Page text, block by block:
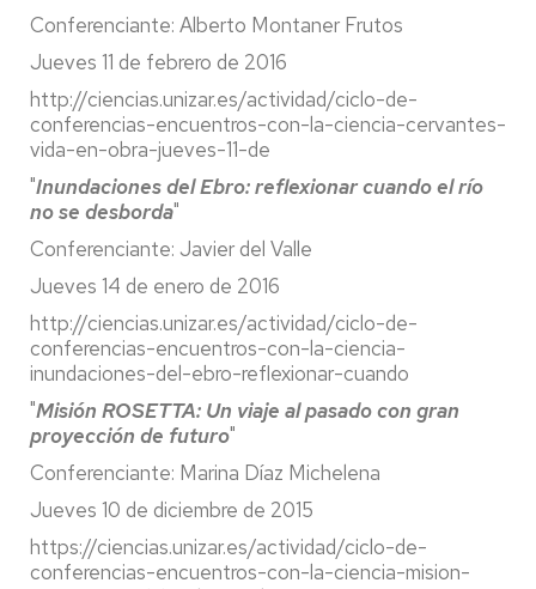
Conferenciante: Alberto Montaner Frutos
Jueves 11 de febrero de 2016
http://ciencias.unizar.es/actividad/ciclo-de-
conferencias-encuentros-con-la-ciencia-cervantes-
vida-en-obra-jueves-11-de
"Inundaciones del Ebro: reflexionar cuando el río
no se desborda"
Conferenciante: Javier del Valle
Jueves 14 de enero de 2016
http://ciencias.unizar.es/actividad/ciclo-de-
conferencias-encuentros-con-la-ciencia-
inundaciones-del-ebro-reflexionar-cuando
"Misión ROSETTA: Un viaje al pasado con gran
proyección de futuro"
Conferenciante: Marina Díaz Michelena
Jueves 10 de diciembre de 2015
https://ciencias.unizar.es/actividad/ciclo-de-
conferencias-encuentros-con-la-ciencia-mision-